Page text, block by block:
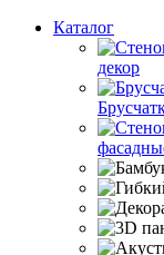
Каталог
декор